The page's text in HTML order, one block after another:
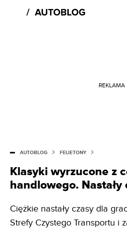
REKLAMA
AUTOBLOG FELIETONY
Klasyki wyrzucone z
handlowego. Nastały
Ciężkie nastały czasy dla
Strefy Czystego Transportu i